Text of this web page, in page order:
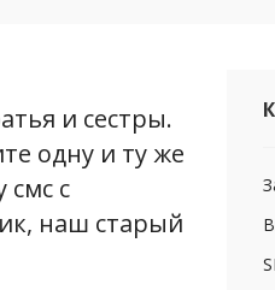
и сестры.
одну и ту же
смс с
наш старый